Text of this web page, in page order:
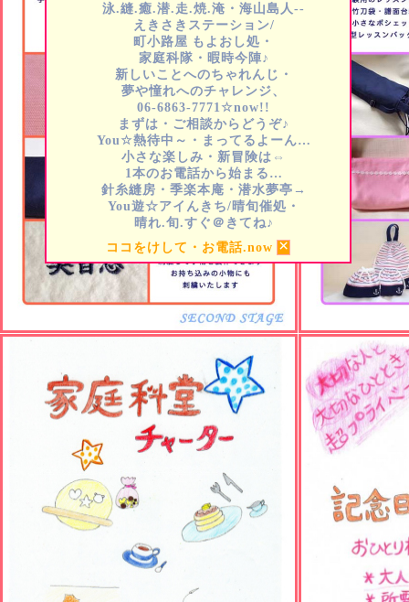
泳.縫.癒.潜.走.焼.淹・海山島人--
えきさきステーション/
町小路屋 もよおし処・
家庭科隊・暇時今陣♪
新しいことへのちゃれんじ・
夢や憧れへのチャレンジ、
06-6863-7771☆now!!
まずは・ご相談からどうぞ♪
You☆熱待中～・まってるよーん…
小さな楽しみ・新冒険は⇔
1本のお電話から始まる…
針糸縫房・季楽本庵・潜水夢亭→
You遊☆アイんきち/晴旬催処・
晴れ.旬.すぐ＠きてね♪
ココをけして・お電話.now ×